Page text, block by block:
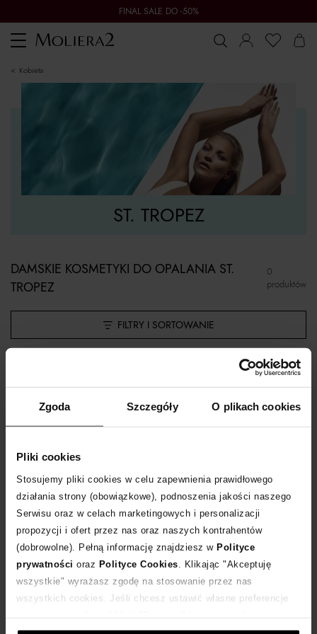
Zgoda Szczegóły O plikach cookies
Pliki cookies
Stosujemy pliki cookies w celu zapewnienia prawidłowego
działania strony (obowiązkowe), podnoszenia jakości naszego
Serwisu oraz w celach marketingowych i personalizacji
propozycji i ofert przez nas oraz naszych kontrahentów
(dobrowolne). Pełną informację znajdziesz w Polityce
prywatności oraz Polityce Cookies . Klikając "Akceptuję
wszystkie" wyrażasz zgodę na stosowanie przez nas
wszystkich cookies. Jeśli chcesz ustawić własne preferencje
ustawienia prywatności.
FINAL SALE DO -50%
Toggle
navigation
kobieta
ST. TROPEZ
FILTRY I SORTOWANIE
0
produktów
DAMSKIE KOSMETYKI DO OPALANIA ST.
TROPEZ
NIE ZNALEZIONO PRODUKTÓW SPEŁNIAJĄCYCH
Usuń część filtrów, aby zobaczyć listę produktów.
ZOBACZ NASZE NOWOŚCI